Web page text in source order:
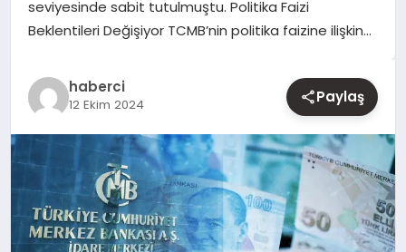
seviyesinde sabit tutulmuştu. Politika Faizi
Beklentileri Değişiyor TCMB’nin politika faizine ilişkin…
haberci
12 Ekim 2024 Paylaş